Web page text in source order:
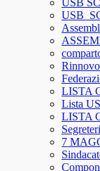
USB
LISTA
Lista
LISTA
7